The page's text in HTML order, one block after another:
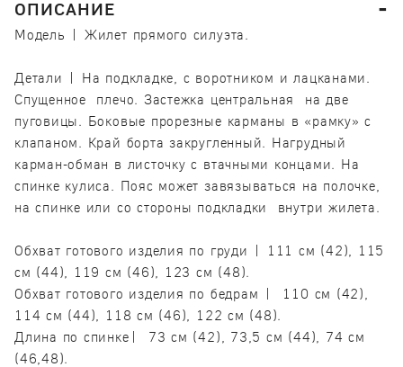
ОПИСАНИЕ
Модель | Жилет прямого силуэта.
Детали | На подкладке, с воротником и лацканами.
Спущенное плечо. Застежка центральная на две
пуговицы. Боковые прорезные карманы в «рамку» с
клапаном. Край борта закругленный. Нагрудный
карман-обман в листочку с втачными концами. На
спинке кулиса. Пояс может завязываться на полочке,
на спинке или со стороны подкладки внутри жилета.
Обхват готового изделия по груди | 111 см (42), 115
см (44), 119 см (46), 123 см (48).
Обхват готового изделия по бедрам | 110 см (42),
114 см (44), 118 см (46), 122 см (48).
Длина по спинке| 73 см (42), 73,5 см (44), 74 см
(46,48).